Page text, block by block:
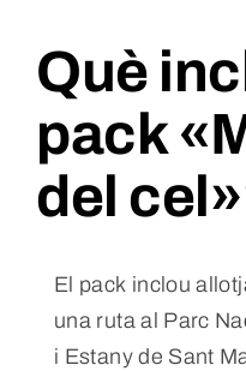
¿Quienes somos?
Blog
Contacto
Reservar
Què
pack
del
El pack inclou
una ruta al Parc
i Estany de Sant